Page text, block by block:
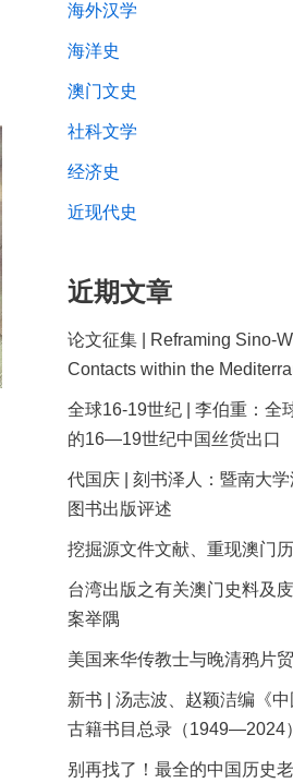
海外汉学
海洋史
澳门文史
社科文学
经济史
近现代史
近期文章
论文征集 | Reframing Sino-
Contacts within the
全球16-19世纪 | 李伯重：全
的16—19世纪中国丝货出口
代国庆 | 刻书泽人：暨南大
图书出版评述
挖掘源文件文献、重现澳门
台湾出版之有关澳门史料及
案举隅
美国来华传教士与晚清鸦片
新书 | 汤志波、赵颖洁编《
古籍书目总录（1949—2024
别再找了！最全的中国历史